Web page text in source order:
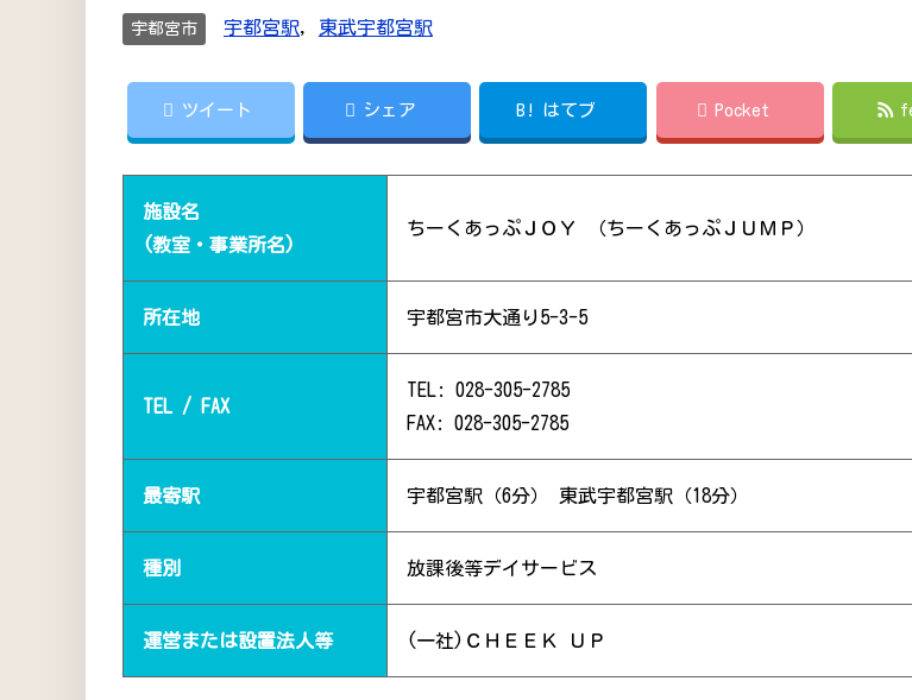
宇都宮市 宇都宮駅, 東武宇都宮駅
ツイート シェア B! はてブ Pocket
施設名
(教室・事業所名)
ちーくあっぷＪＯＹ （ちーくあっぷＪＵＭＰ）
所在地 宇都宮市大通り5-3-5
TEL / FAX
TEL: 028-305-2785
FAX: 028-305-2785
最寄駅 宇都宮駅（6分） 東武宇都宮駅（18分）
種別 放課後等デイサービス
運営または設置法人等 (一社)ＣＨＥＥＫ ＵＰ